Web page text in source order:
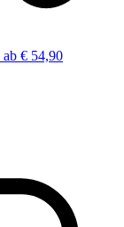
ab € 54,90